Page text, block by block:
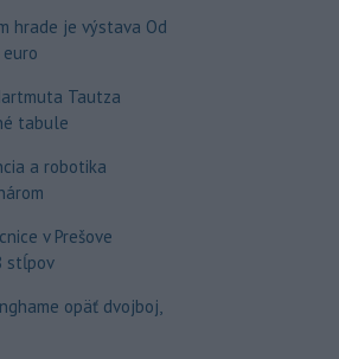
hrade je výstava Od
Tautza
tabule
a robotika
v Prešove
stĺpov
opäť dvojboj,